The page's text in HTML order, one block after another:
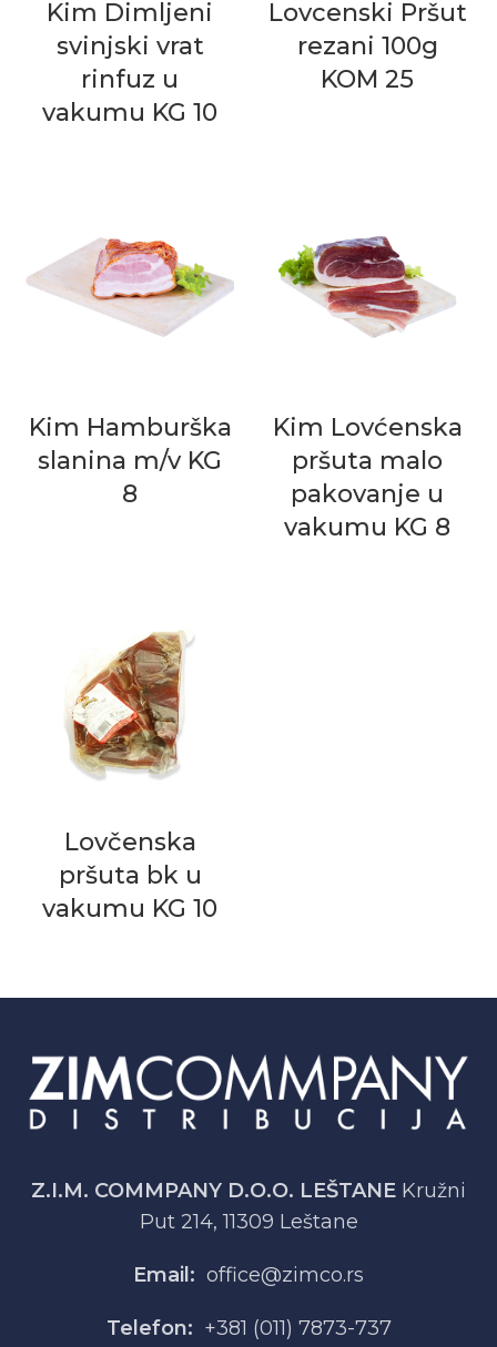
Kim Dimljeni
svinjski vrat
rinfuz u
vakumu KG 10
Lovcenski Pršut
rezani 100g
KOM 25
Kim Hamburška
slanina m/v KG
8
Kim Lovćenska
pršuta malo
pakovanje u
vakumu KG 8
Lovčenska
pršuta bk u
vakumu KG 10
Z.I.M. COMMPANY D.O.O. LEŠTANE Kružni
Put 214, 11309 Leštane
Email: office@zimco.rs
Telefon: +381 (011) 7873-737